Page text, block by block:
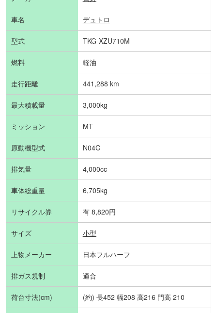
車名 デュトロ
型式 TKG-XZU710M
燃料 軽油
走行距離 441,288 km
最大積載量 3,000kg
ミッション MT
原動機型式 N04C
排気量 4,000cc
車体総重量 6,705kg
リサイクル券 有 8,820円
サイズ 小型
上物メーカー 日本フルハーフ
排ガス規制 適合
荷台寸法(cm) (約) 長452 幅208 高216 門高 210